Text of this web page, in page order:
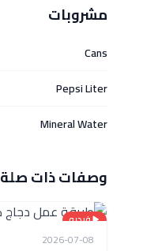
مشروبات
Cans
Pepsi Liter
Mineral Water
وصفات ذات صلة
فيديو
2026-07-08